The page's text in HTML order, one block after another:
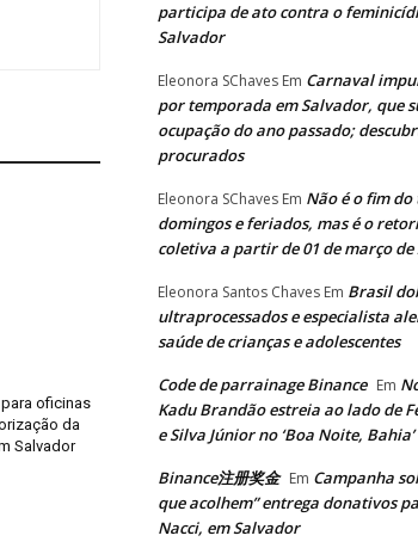
oficinas
da
Salvador
participa de ato contra o
Salvador
Eleonora SChaves Em Carnaval
por temporada em Salvador, que
ocupação do ano passado;
procurados
Eleonora SChaves Em Não é o fim
domingos e feriados, mas é o
coletiva a partir de 01 de março de
Eleonora Santos Chaves Em Brasil
ultraprocessados e especialista
saúde de crianças e adolescentes
Code de parrainage Binance Em
Kadu Brandão estreia ao lado de
e Silva Júnior no ‘Boa Noite, Bahia’
Binance注册奖金 Em Campanha
que acolhem” entrega donativos
Nacci, em Salvador